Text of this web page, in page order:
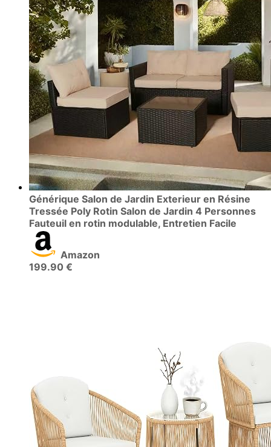
Générique Salon de Jardin Exterieur en Résine
Tressée Poly Rotin Salon de Jardin 4 Personnes
Fauteuil en rotin modulable, Entretien Facile
Amazon
199.90 €